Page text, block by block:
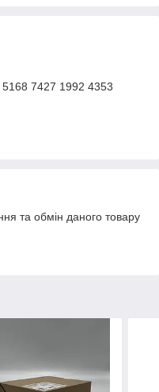
5168 7427 1992 4353
та обмін даного товару